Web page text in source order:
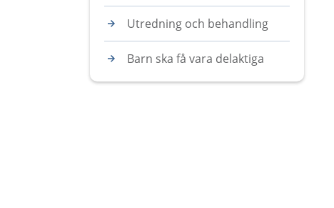
Utredning och behandling
Barn ska få vara delaktiga